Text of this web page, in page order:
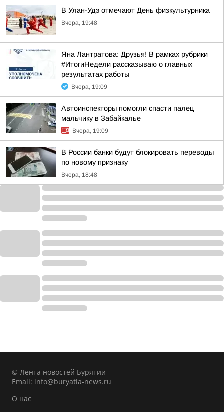
В Улан-Удэ отмечают День физкультурника
Вчера, 19:48
Яна Лантратова: Друзья! В рамках рубрики
#ИтогиНедели рассказываю о главных
результатах работы
Вчера, 19:09
Автоинспекторы помогли спасти палец
мальчику в Забайкалье
Вчера, 19:09
В России банки будут блокировать переводы
по новому признаку
Вчера, 18:48
© Лента новостей Бурятии
Email: info@buryatia-news.ru
О нас